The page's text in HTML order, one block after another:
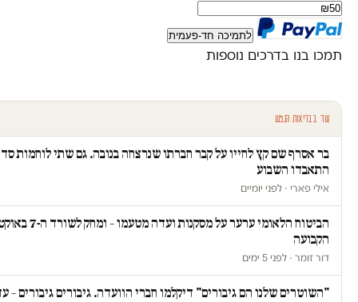
לתמיכה חד-פעמית
תמכו בנו בדרכים נוספות
עוד בבריאות הנפש
בר אסרף שם קץ לחייו על קבר חברתו שנרצחה בנובה. גם שתי לוחמות
התאבדו השבוע
אילי פארי · לפני יומיים
הביטוח הלאומי ערער
הקבועה
דור זומר · לפני 5 ימים
"השוטרים שלנו הם גיבורים" דיקלמו חברי הוועדה. גיבורים גיבורים –